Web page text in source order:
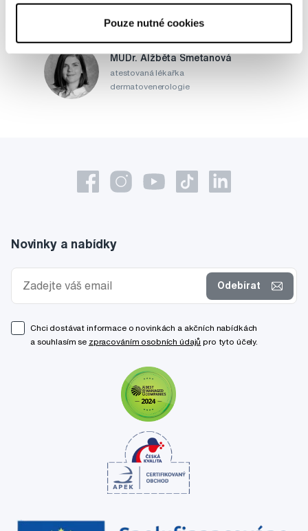
Pouze nutné cookies
odborná konzultace dětského
sortimentu
MUDr. Alžběta Smetanová
atestovaná lékařka
dermatovenerologie
Novinky a nabídky
Odebírat
Chci dostávat informace o novinkách a akčních nabídkách
a souhlasím se zpracováním osobních údajů pro tyto účely.